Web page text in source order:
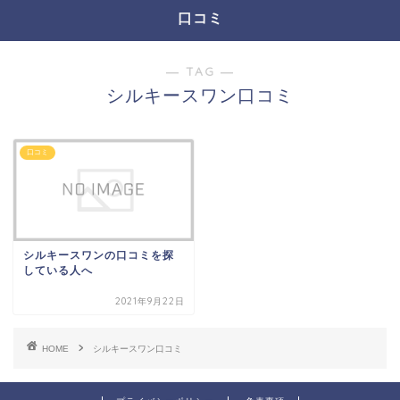
口コミ
― TAG ―
シルキースワン口コミ
口コミ
シルキースワンの口コミを探
している人へ
2021年9月22日
HOME シルキースワン口コミ